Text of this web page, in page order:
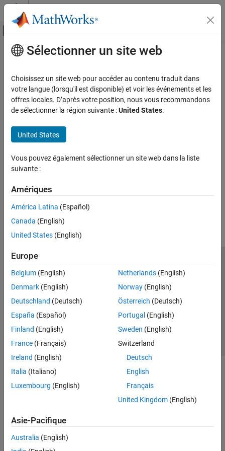
Passer au contenu
Activer/désactiver l'affichage du menu
Accueil de la documentation
Contenu principal
How useful was this information?
Sélectionner un site web
Choisissez un site web pour accéder au contenu traduit dans
votre langue (lorsqu'il est disponible) et voir les événements et les
offres locales. D’après votre position, nous vous recommandons
de sélectionner la région suivante :United States.
United States
Vous pouvez également sélectionner un site web dans la liste
suivante :
Amériques
América Latina (Español)
Canada (English)
United States (English)
Europe
Belgium (English)
Denmark (English)
Deutschland (Deutsch)
España (Español)
Finland (English)
France (Français)
Ireland (English)
Italia (Italiano)
Luxembourg (English)
Netherlands(English)
Norway(English)
Österreich (Deutsch)
Portugal (English)
Sweden (English)
Switzerland
Deutsch
English
Français
United Kingdom(English)
Asie-Pacifique
Australia (English)
Lutte anti-piratage
Contacts locaux
© 1994-2026 The MathWorks, Inc.